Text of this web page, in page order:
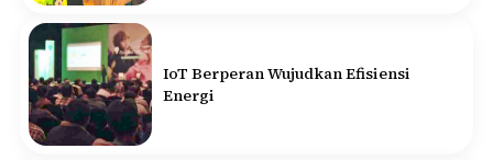
IoT Berperan Wujudkan Efisiensi
Energi